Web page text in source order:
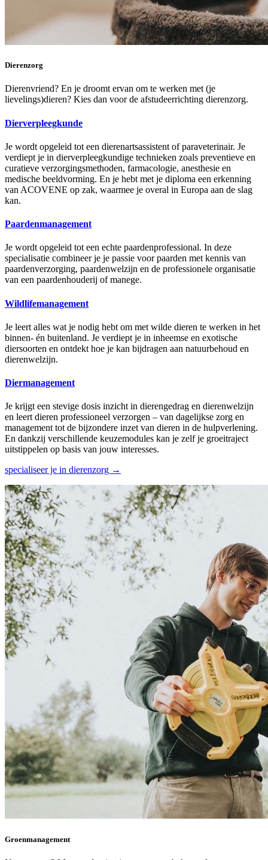
Dierenzorg
Dierenvriend? En je droomt ervan om te werken met (je
lievelings)dieren? Kies dan voor de afstudeerrichting dierenzorg.
Dierverpleegkunde
Je wordt opgeleid tot een dierenartsassistent of paraveterinair. Je
verdiept je in dierverpleegkundige technieken zoals preventieve en
curatieve verzorgingsmethoden, farmacologie, anesthesie en
medische beeldvorming. En je hebt met je diploma een erkenning
van ACOVENE op zak, waarmee je overal in Europa aan de slag
kan.
Paardenmanagement
Je wordt opgeleid tot een echte paardenprofessional. In deze
specialisatie combineer je je passie voor paarden met kennis van
paardenverzorging, paardenwelzijn en de professionele organisatie
van een paardenhouderij of manege.
Wildlifemanagement
Je leert alles wat je nodig hebt om met wilde dieren te werken in het
binnen- én buitenland. Je verdiept je in inheemse en exotische
diersoorten en ontdekt hoe je kan bijdragen aan natuurbehoud en
dierenwelzijn.
Diermanagement
Je krijgt een stevige dosis inzicht in dierengedrag en dierenwelzijn
en leert dieren professioneel verzorgen – van dagelijkse zorg en
management tot de bijzondere inzet van dieren in de hulpverlening.
En dankzij verschillende keuzemodules kan je zelf je groeitraject
uitstippelen op basis van jouw interesses.
specialiseer je in dierenzorg →
Groenmanagement